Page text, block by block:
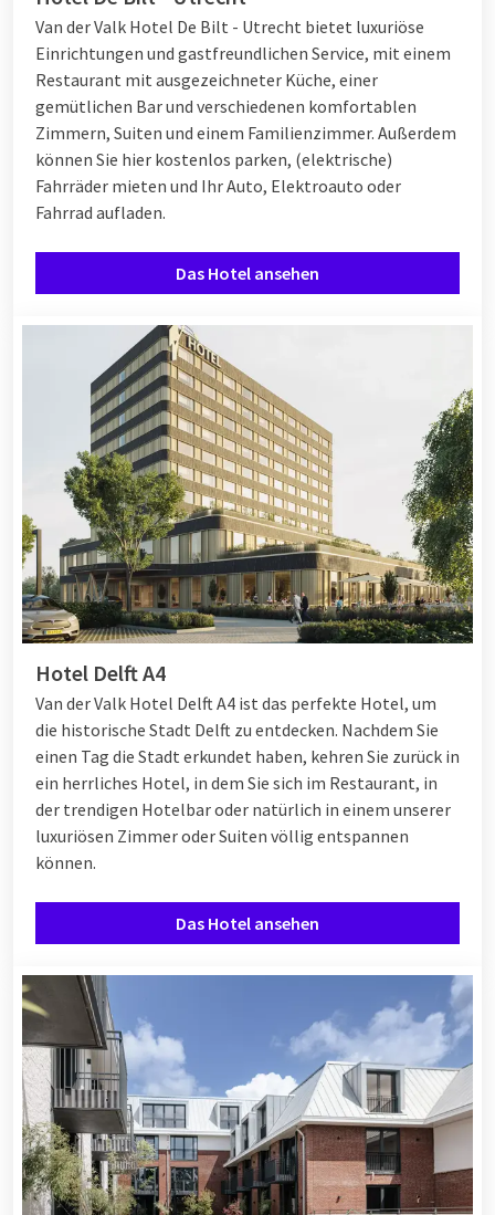
Van der Valk Hotel De Bilt - Utrecht bietet luxuriöse
Einrichtungen und gastfreundlichen Service, mit einem
Restaurant mit ausgezeichneter Küche, einer
gemütlichen Bar und verschiedenen komfortablen
Zimmern, Suiten und einem Familienzimmer. Außerdem
können Sie hier kostenlos parken, (elektrische)
Fahrräder mieten und Ihr Auto, Elektroauto oder
Fahrrad aufladen.
Das Hotel ansehen
Hotel Delft A4
Van der Valk Hotel Delft A4 ist das perfekte Hotel, um
die historische Stadt Delft zu entdecken. Nachdem Sie
einen Tag die Stadt erkundet haben, kehren Sie zurück in
ein herrliches Hotel, in dem Sie sich im Restaurant, in
der trendigen Hotelbar oder natürlich in einem unserer
luxuriösen Zimmer oder Suiten völlig entspannen
können.
Das Hotel ansehen